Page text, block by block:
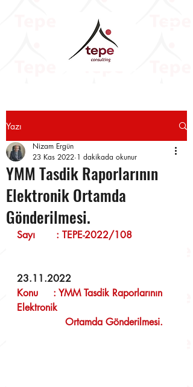
Yazı
YMM Tasdik Raporlarının
Elektronik Ortamda
Gönderilmesi.
Nizam Ergün
23 Kas 2022 1 dakikada okunur
Sayı       : TEPE-2022/108
23.11.2022
Konu : YMM Tasdik Raporlarının
Elektronik
                Ortamda Gönderilmesi.